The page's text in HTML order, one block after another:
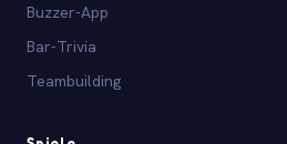
Buzzer-App
Bar-Trivia
Teambuilding